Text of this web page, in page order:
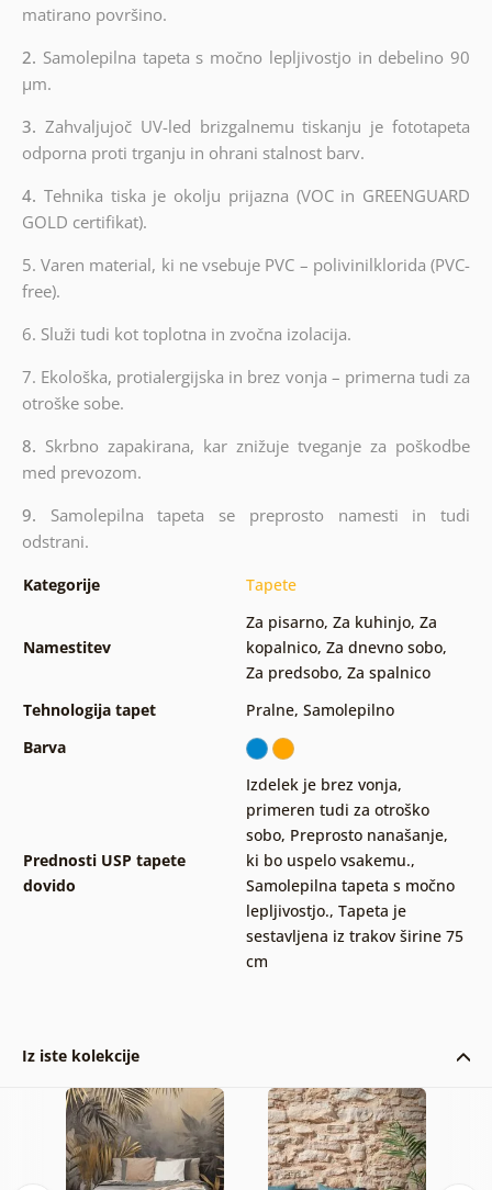
matirano površino.
2. Samolepilna tapeta s močno lepljivostjo in debelino 90
µm.
3. Zahvaljujoč UV-led brizgalnemu tiskanju je fototapeta
odporna proti trganju in ohrani stalnost barv.
4. Tehnika tiska je okolju prijazna (VOC in GREENGUARD
GOLD certifikat).
5. Varen material, ki ne vsebuje PVC – polivinilklorida (PVC-
free).
6. Služi tudi kot toplotna in zvočna izolacija.
7. Ekološka, protialergijska in brez vonja – primerna tudi za
otroške sobe.
8. Skrbno zapakirana, kar znižuje tveganje za poškodbe
med prevozom.
9. Samolepilna tapeta se preprosto namesti in tudi
odstrani.
Kategorije Tapete
Namestitev
Za pisarno, Za kuhinjo, Za
kopalnico, Za dnevno sobo,
Za predsobo, Za spalnico
Tehnologija tapet
Pralne, Samolepilno
Barva
Prednosti USP tapete
dovido
Izdelek je brez vonja,
primeren tudi za otroško
sobo, Preprosto nanašanje,
ki bo uspelo vsakemu.,
Samolepilna tapeta s močno
lepljivostjo., Tapeta je
sestavljena iz trakov širine 75
cm
Iz iste kolekcije